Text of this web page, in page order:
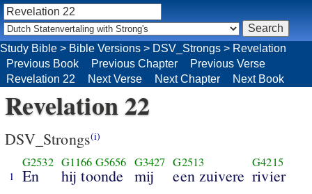
Study Bible > Bible Versions > DSV_Strongs > Revelation
Previous Book
Previous Chapter
Previous Verse
Revelation 22
Next Verse Next Chapter Next Book
Revelation 22
DSV_Strongs(i)
1
G2532
En
G1166 G5656
hij toonde
G3427
mij
G2513
een zuivere
G4215
rivier